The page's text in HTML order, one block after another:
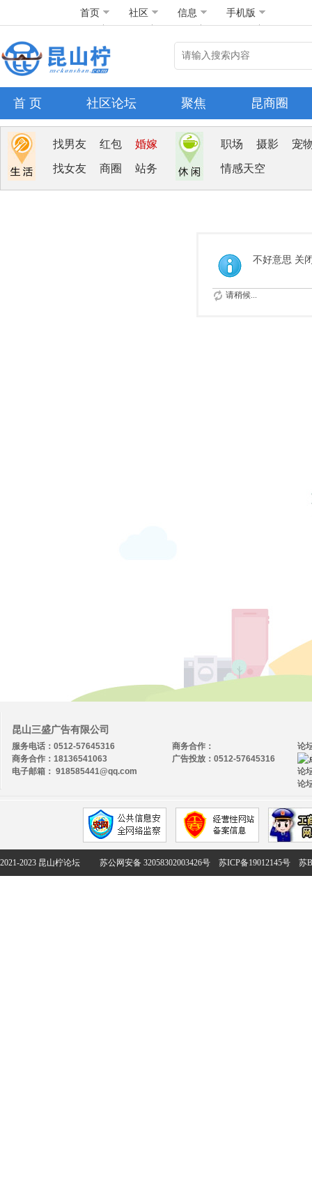
首页 社区 信息 手机版
首 页 社区论坛 聚焦 昆商圈
找男友 红包 婚嫁
找女友 商圈 站务
职场 摄影 宠
情感天空
不好意思 关
请稍候...
昆山三盛广告有限公司
服务电话：0512-57645316
商务合作：18136541063
电子邮箱： 918585441@qq.com
论
论
论
商务合作：
广告投放：0512-57645316
2021-2023 昆山柠论坛 苏公网安备 32058302003426号 苏ICP备19012145号 苏